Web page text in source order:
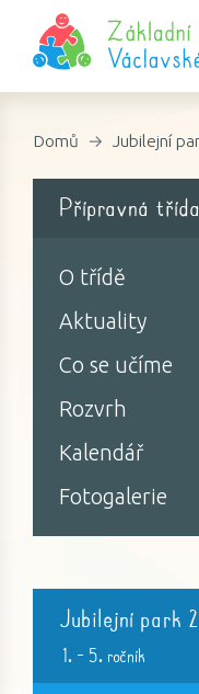
Domů Jubilejní
Přípravná třída
O třídě
Aktuality
Co se učíme
Rozvrh
Kalendář
Fotogalerie
Jubilejní park
1. - 5. ročník